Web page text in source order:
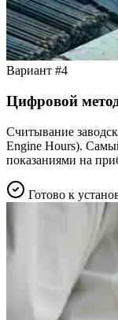
Вариант #4
Цифровой
Считывание
Engine Hours).
показаниями на
Готово к